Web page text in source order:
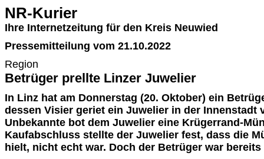
NR-Kurier
Ihre Internetzeitung für den Kreis Neuwied
Pressemitteilung vom 21.10.2022
Region
Betrüger prellte Linzer Juwelier
In Linz hat am Donnerstag (20. Oktober) ein
dessen Visier geriet ein Juwelier in der Innenstadt
Unbekannte bot dem Juwelier eine Krügerrand-
Kaufabschluss stellte der Juwelier fest, dass die
hielt, nicht echt war. Doch der Betrüger war